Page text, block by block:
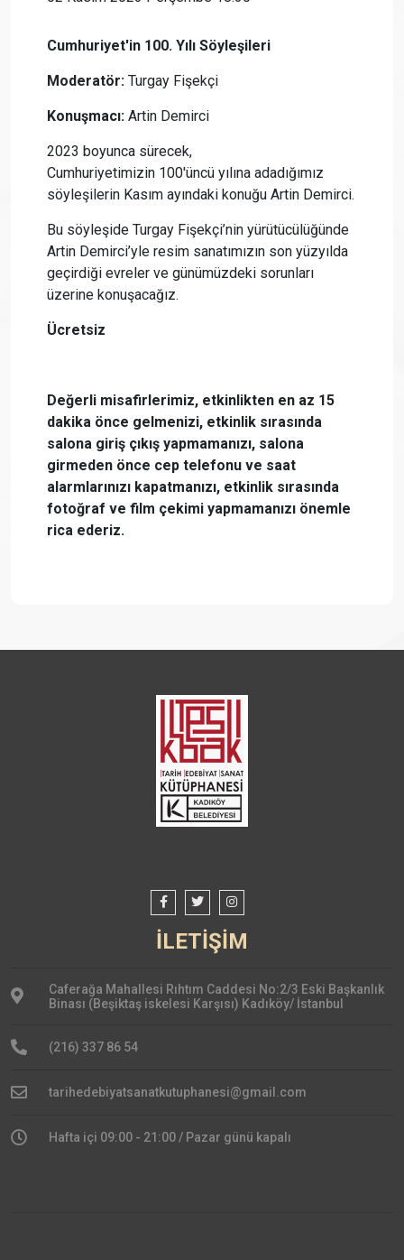
Cumhuriyet'in 100. Yılı Söyleşileri
Moderatör: Turgay Fişekçi
Konuşmacı: Artin Demirci
2023 boyunca sürecek,
Cumhuriyetimizin 100'üncü yılına adadığımız
söyleşilerin Kasım ayındaki konuğu Artin Demirci.
Bu söyleşide Turgay Fişekçi’nin yürütücülüğünde
Artin Demirci’yle resim sanatımızın son yüzyılda
geçirdiği evreler ve günümüzdeki sorunları
üzerine konuşacağız.
Ücretsiz
Değerli misafirlerimiz, etkinlikten en az 15
dakika önce gelmenizi, etkinlik sırasında
salona giriş çıkış yapmamanızı, salona
girmeden önce cep telefonu ve saat
alarmlarınızı kapatmanızı, etkinlik sırasında
fotoğraf ve film çekimi yapmamanızı önemle
rica ederiz.
İLETİŞİM
Caferağa Mahallesi Rıhtım Caddesi No:2/3 Eski Başkanlık
Binası (Beşiktaş iskelesi Karşısı) Kadıköy/ İstanbul
(216) 337 86 54
tarihedebiyatsanatkutuphanesi@gmail.com
Hafta içi 09:00 - 21:00 / Pazar günü kapalı